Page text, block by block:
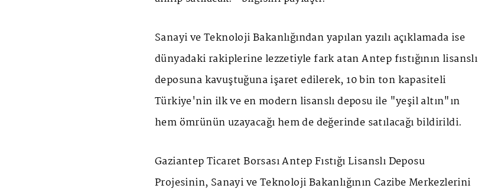
Sanayi ve Teknoloji Bakanlığından yapılan yazılı açıklamada ise
dünyadaki rakiplerine lezzetiyle fark atan Antep fıstığının lisanslı
deposuna kavuştuğuna işaret edilerek, 10 bin ton kapasiteli
Türkiye'nin ilk ve en modern lisanslı deposu ile "yeşil altın"ın
hem ömrünün uzayacağı hem de değerinde satılacağı bildirildi.
Gaziantep Ticaret Borsası Antep Fıstığı Lisanslı Deposu
Projesinin, Sanayi ve Teknoloji Bakanlığının Cazibe Merkezlerini